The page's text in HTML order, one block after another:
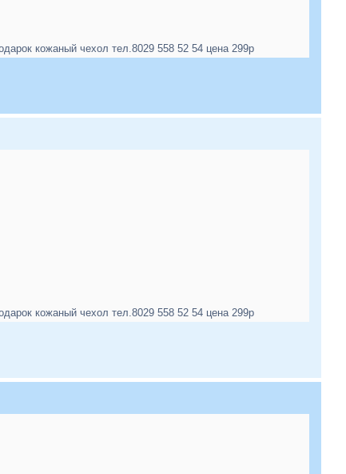
кожаный чехол тел.8029 558 52 54 цена 299р
кожаный чехол тел.8029 558 52 54 цена 299р